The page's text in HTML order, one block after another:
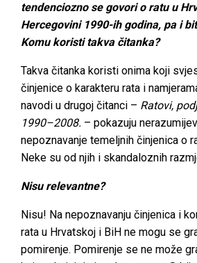
tendenciozno se govori o ratu u
Hercegovini 1990-ih godina, pa i
Komu koristi takva čitanka?
Takva čitanka koristi onima koji
činjenice o karakteru rata i
navodi u drugoj čitanci – Ratovi,
1990–2008. – pokazuju
nepoznavanje temeljnih činjenica o
Neke su od njih i skandaloznih
Nisu relevantne?
Nisu! Na nepoznavanju činjenica i
rata u Hrvatskoj i BiH ne mogu se
pomirenje. Pomirenje se ne može